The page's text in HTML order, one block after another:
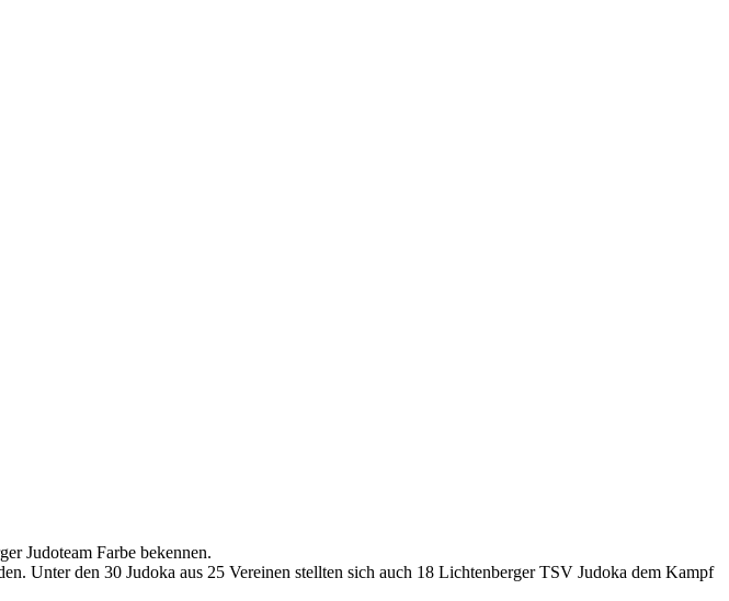
Judoteam Farbe bekennen.
Unter den 30 Judoka aus 25 Vereinen stellten sich auch 18 Lichtenberger TSV Judoka dem Kampf